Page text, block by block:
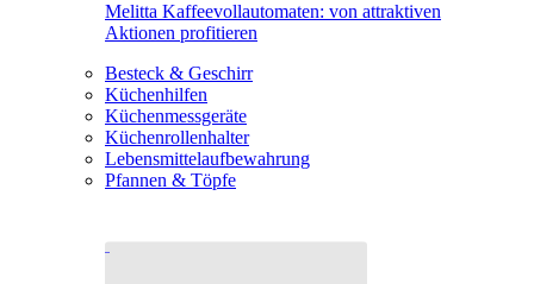
Melitta Kaffeevollautomaten: von attraktiven
Aktionen profitieren
Besteck & Geschirr
Küchenhilfen
Küchenmessgeräte
Küchenrollenhalter
Lebensmittelaufbewahrung
Pfannen & Töpfe